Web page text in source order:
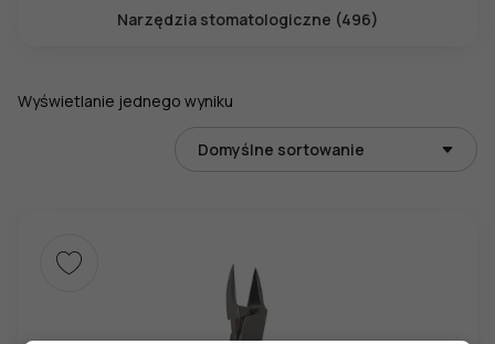
Narzędzia stomatologiczne (496)
Wyświetlanie jednego wyniku